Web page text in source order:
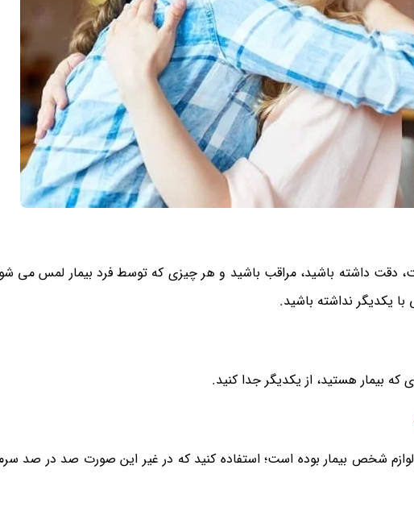
دقت داشته باشید، مراقب باشید و هر چیزی که توسط فرد بیمار لمس می
یکدیگر نداشته باشید.
بیمار هستید، از یکدیگر جدا کنید.
لوازم شخص بیمار بوده است؛ استفاده کنید که در غیر این صورت صد در صد